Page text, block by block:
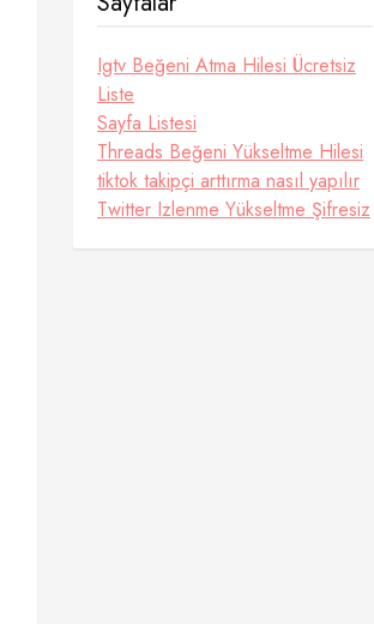
Igtv Beğeni Atma Hilesi Ücretsiz
Liste
Sayfa Listesi
Threads Beğeni Yükseltme Hilesi
tiktok takipçi arttırma nasıl yapılır
Twitter Izlenme Yükseltme Şifresiz